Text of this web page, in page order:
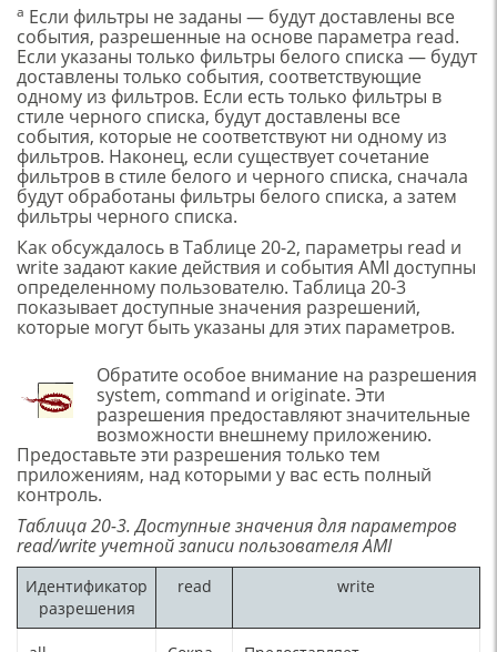
a Если фильтры не заданы — будут доставлены все
события, разрешенные на основе параметра read.
Если указаны только фильтры белого списка — будут
доставлены только события, соответствующие
одному из фильтров. Если есть только фильтры в
стиле черного списка, будут доставлены все
события, которые не соответствуют ни одному из
фильтров. Наконец, если существует сочетание
фильтров в стиле белого и черного списка, сначала
будут обработаны фильтры белого списка, а затем
фильтры черного списка.
Как обсуждалось в Таблице 20-2, параметры read и
write задают какие действия и события AMI доступны
определенному пользователю. Таблица 20-3
показывает доступные значения разрешений,
которые могут быть указаны для этих параметров.
Обратите особое внимание на разрешения
system, command и originate. Эти
разрешения предоставляют значительные
возможности внешнему приложению.
Предоставьте эти разрешения только тем
приложениям, над которыми у вас есть полный
контроль.
Таблица 20-3. Доступные значения для параметров
read/write учетной записи пользователя AMI
Идентификатор
разрешения
read write